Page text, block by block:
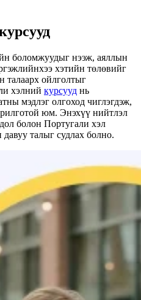
боломжуудыг нээж, аяллын
хэтийн төлөвийг
талаарх ойлголтыг
хэлний курсууд нь
мэдлэг олгоход чиглэгдэж,
юм. Энэхүү нийтлэл
болон Португали хэл
талыг судлах болно.